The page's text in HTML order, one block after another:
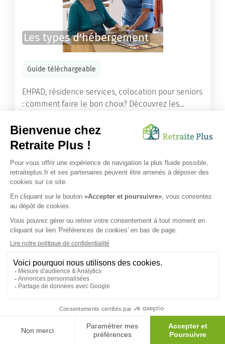
Les types d'hébergement
Guide téléchargeable
EHPAD, résidence services, colocation pour seniors
: comment faire le bon choix? Découvrez les
ainés.
Lire l'article
Vous avez besoin d’une aide de nos équipes ?
Obtenir les tarifs & disponibilités
SUIVEZ-NOUS SUR :
Protection données personnelles
Nous vous informons de l'existence de la liste d'opposition
au démarchage téléphonique. Inscription surbloctel.gouv.fr
© 2026 Retraite Plus - Tous droits réservés - Plan du site